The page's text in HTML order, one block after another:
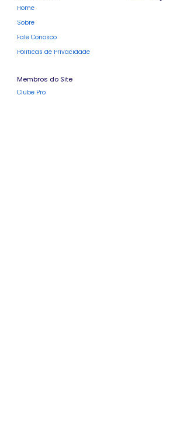
Home
Sobre
Fale Conosco
Políticas de Privacidade
Membros do Site
Clube Pro